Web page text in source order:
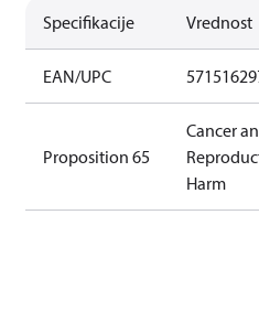
Specifikacije Vrednost
EAN/UPC
Proposition 65
Cancer
Harm